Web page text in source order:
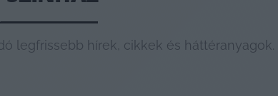
legfrissebb hírek, cikkek és háttéranyagok.